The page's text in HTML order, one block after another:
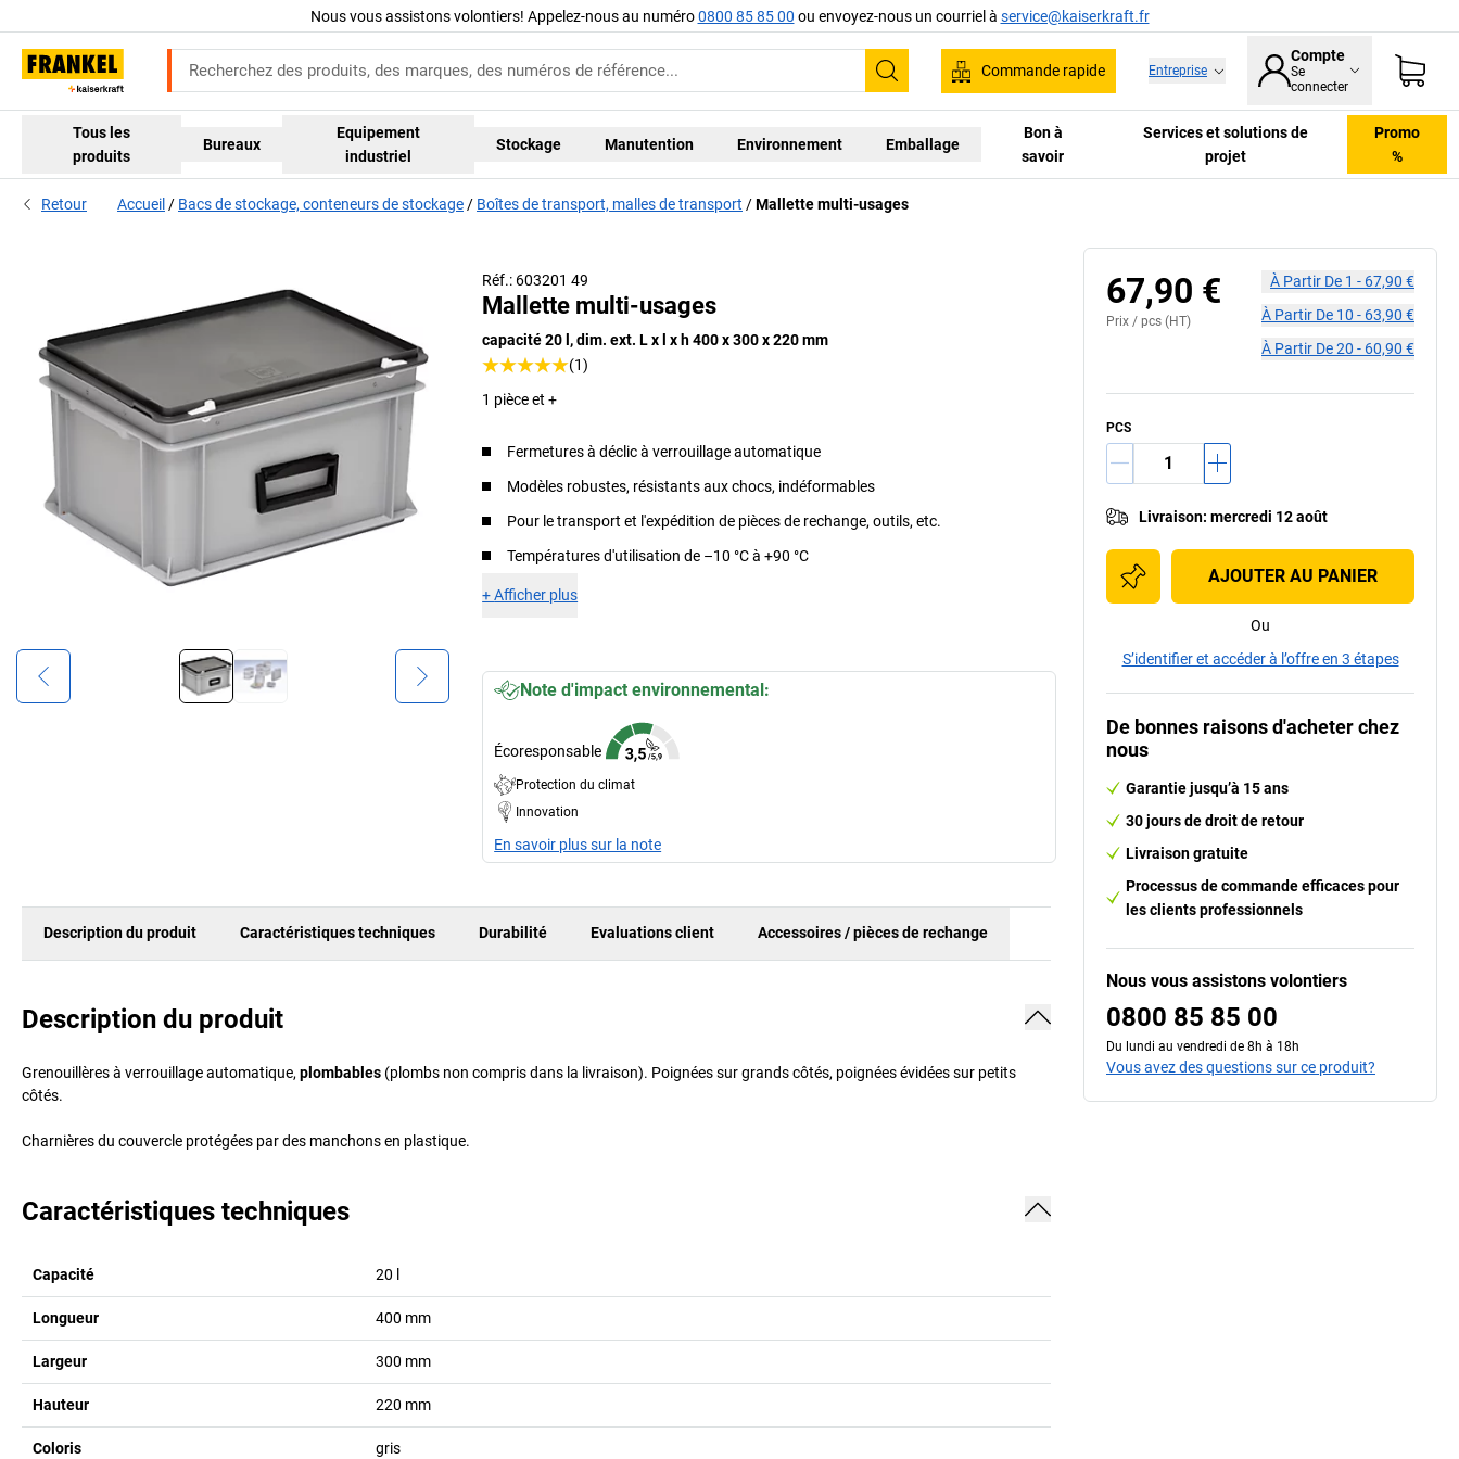
Nous vous assistons volontiers! Appelez-nous au numéro0800 85 85 00 ou envoyez-nous un courriel à service@kaiserkraft.fr
Recherche
Commande rapide Entreprise
Compte
Se
connecter
Tous les
produits
Bureaux
Equipement
industriel
Stockage Manutention Environnement Emballage
Bon à
savoir
Services et solutions de
projet
Promo
%
Retour Accueil Bacs de stockage, conteneurs de stockage Boîtes de transport, malles de transport Mallette multi-usages
Réf.: 603201 49
Mallette multi-usages
capacité 20 l, dim. ext. L x l x h 400 x 300 x 220 mm
(1)
1 pièce et +
Fermetures à déclic à verrouillage automatique
Modèles robustes, résistants aux chocs, indéformables
Pour le transport et l'expédition de pièces de rechange, outils, etc.
Températures d'utilisation de –10 °C à +90 °C
+Afficher plus
Note d'impact environnemental:
Écoresponsable
Protection du climat
Innovation
En savoir plus sur la note
Description du produit Caractéristiques techniques Durabilité Evaluations client Accessoires / pièces de rechange
Description du produit
Grenouillères à verrouillage automatique, plombables (plombs non compris dans la livraison). Poignées sur grands côtés, poignées évidées sur petits
côtés.
Charnières du couvercle protégées par des manchons en plastique.
Caractéristiques techniques
Capacité 20
Longueur 400 mm
Largeur 300 mm
Hauteur 220 mm
Coloris gris
67,90 €
Prix / pcs (HT)
À Partir De 1 - 67,90 €
À Partir De 10 - 63,90 €
À Partir De20 - 60,90 €
PCS
Livraison: mercredi 12 août
AJOUTER AU PANIER
Ou
S’identifier et accéder à l’offre en 3 étapes
De bonnes raisons d'acheter chez
nous
Garantie jusqu’à 15 ans
30 jours de droit de retour
Livraison gratuite
Processus de commande efficaces pour
les clients professionnels
Nous vous assistons volontiers
0800 85 85 00
Du lundi au vendredi de 8h à 18h
Vous avez des questions sur ce produit?